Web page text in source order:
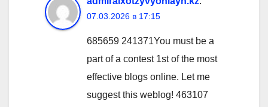
07.03.2026 в 17:15
685659 241371You must be a
part of a contest 1st of the most
effective blogs online. Let me
suggest this weblog! 463107